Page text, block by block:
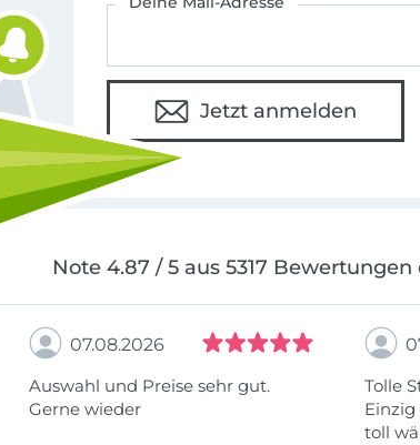
Jetzt anmelden
Note 4.87 / 5 aus 5317
07.08.2026
Auswahl und Preise sehr gut.
Gerne wieder
Tolle
Einzig
toll